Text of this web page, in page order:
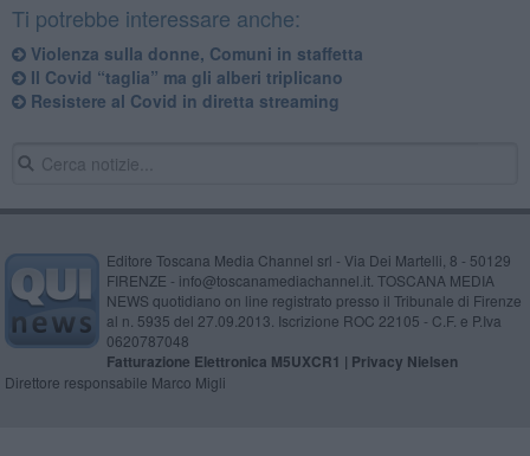
Ti potrebbe interessare anche:
​Violenza sulla donne, Comuni in staffetta
​Il Covid “taglia” ma gli alberi triplicano
​Resistere al Covid in diretta streaming
Editore Toscana Media Channel srl - Via Dei Martelli, 8 - 50129
FIRENZE - info@toscanamediachannel.it. TOSCANA MEDIA
NEWS quotidiano on line registrato presso il Tribunale di Firenze
al n. 5935 del 27.09.2013. Iscrizione ROC 22105 - C.F. e P.Iva
0620787048
Fatturazione Elettronica M5UXCR1 | Privacy Nielsen
Direttore responsabile Marco Migli